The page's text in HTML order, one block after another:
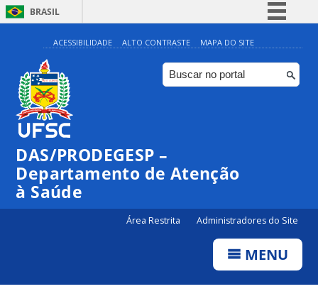
BRASIL
Simplifique!
Comunica BR
Participe
ACESSIBILIDADE ALTO CONTRASTE MAPA DO SITE
DAS/PRODEGESP –
Departamento de Atenção
à Saúde
Área Restrita Administradores do Site
MENU